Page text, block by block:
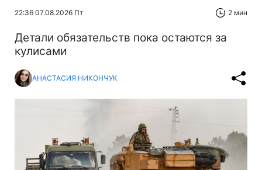
22:36 07.08.2026 Пт 2 мин
Детали обязательств пока остаются за
кулисами
АНАСТАСИЯ НИКОНЧУК